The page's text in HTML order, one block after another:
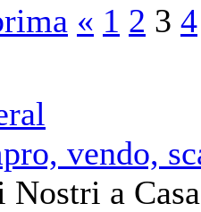
« 1 2 3 4
vendo,
a